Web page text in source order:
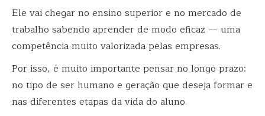
Ele vai chegar no ensino superior e no mercado de
trabalho sabendo aprender de modo eficaz — uma
competência muito valorizada pelas empresas.
Por isso, é muito importante pensar no longo prazo:
no tipo de ser humano e geração que deseja formar e
nas diferentes etapas da vida do aluno.